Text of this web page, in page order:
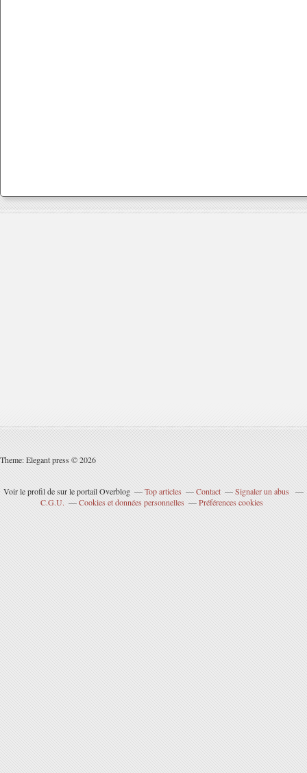
Theme: Elegant press © 2026
Voir le profil desur le portail Overblog Top articles Contact
Signaler un abus
C.G.U.
Cookies et données personnelles Préférences cookies